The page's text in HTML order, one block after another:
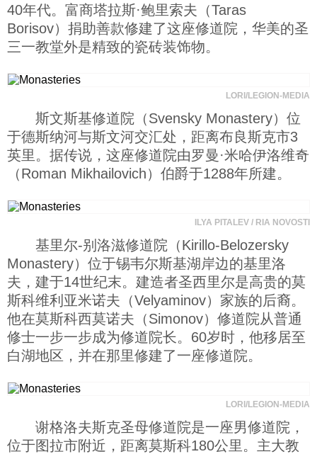
40年代。富商塔拉斯·鲍里索夫（Taras
Borisov）捐助善款修建了这座修道院，华美的圣
三一教堂外是精致的瓷砖装饰物。
LORI/LEGION-MEDIA
斯文斯基修道院（Svensky Monastery）位
于德斯纳河与斯文河交汇处，距离布良斯克市3
英里。据传说，这座修道院由罗曼·米哈伊洛维奇
（Roman Mikhailovich）伯爵于1288年所建。
ILYA PITALEV / RIA NOVOSTI
基里尔-别洛滋修道院（Kirillo-Belozersky
Monastery）位于锡韦尔斯基湖岸边的基里洛
夫，建于14世纪末。建造者圣西里尔是高贵的莫
斯科维利亚米诺夫（Velyaminov）家族的后裔。
他在莫斯科西莫诺夫（Simonov）修道院从普通
修士一步一步成为修道院长。60岁时，他移居至
白湖地区，并在那里修建了一座修道院。
LORI/LEGION-MEDIA
谢格洛夫斯克圣母修道院是一座男修道院，
位于图拉市附近，距离莫斯科180公里。主大教